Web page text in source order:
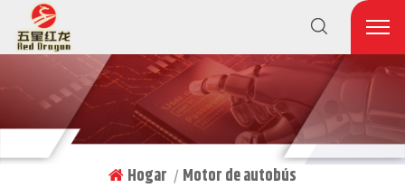
Hogar | Motor de autobús